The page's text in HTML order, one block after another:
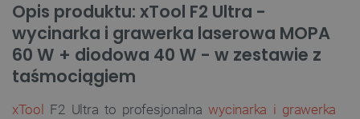
Opis produktu: xTool F2 Ultra -
wycinarka i grawerka laserowa MOPA
60 W + diodowa 40 W - w zestawie z
taśmociągiem
xTool F2 Ultra to profesjonalnawycinarka i grawerka